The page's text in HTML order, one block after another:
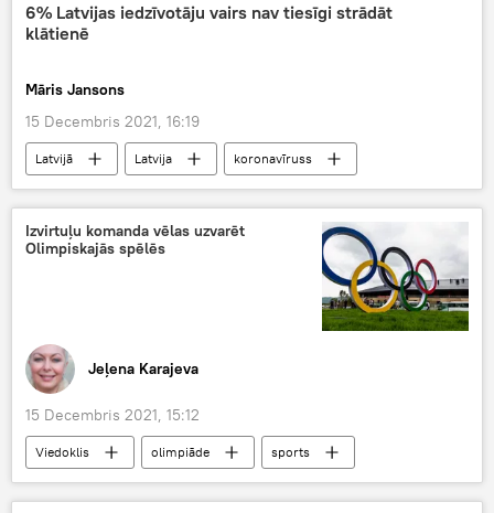
6% Latvijas iedzīvotāju vairs nav tiesīgi strādāt
klātienē
Māris Jansons
15 Decembris 2021, 16:19
Latvijā Latvija
koronavīruss
darbs
ekonomika
NVA
vakcinācija
Izvirtuļu komanda vēlas uzvarēt
Olimpiskajās spēlēs
Jeļena Karajeva
15 Decembris 2021, 15:12
Viedoklis olimpiāde
sports
Olimpiskās spēles
pasaule